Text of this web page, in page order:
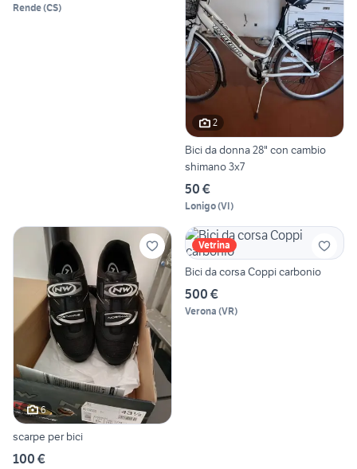
Rende(CS)
2
Bici da donna 28" con cambio
shimano 3x7
50 €
Lonigo(VI)
6
scarpe per bici
100 €
Vetrina
Bici da corsa Coppi carbonio
500 €
Verona (VR)